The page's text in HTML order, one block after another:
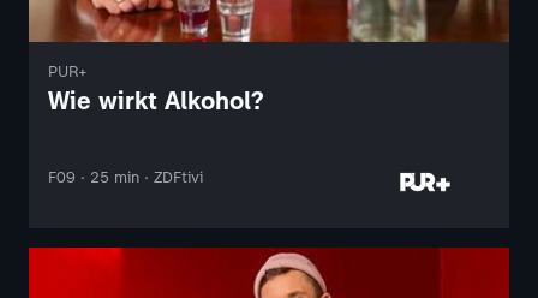
PUR+
Wie wirkt Alkohol?
F09 · 25 min · ZDFtivi